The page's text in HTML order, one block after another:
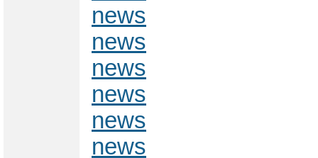
news
news
news
news
news
news